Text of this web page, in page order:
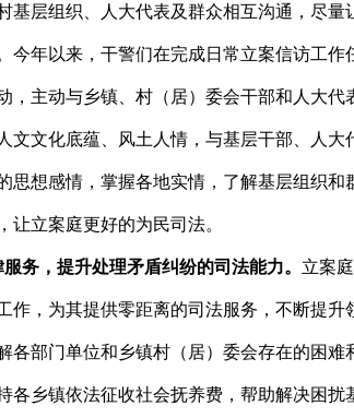
基层组织、人大代表及群众相互沟通，尽量
今年以来，干警们在完成日常立案信访工作
，主动与乡镇、村（居）委会干部和人大代
文文化底蕴、风土人情，与基层干部、人大
思想感情，掌握各地实情，了解基层组织和
让立案庭更好的为民司法。
务，提升处理矛盾纠纷的司法能力。 立案
作，为其提供零距离的司法服务，不断提升
各部门单位和乡镇村（居）委会存在的困难
各乡镇依法征收社会抚养费，帮助解决困扰